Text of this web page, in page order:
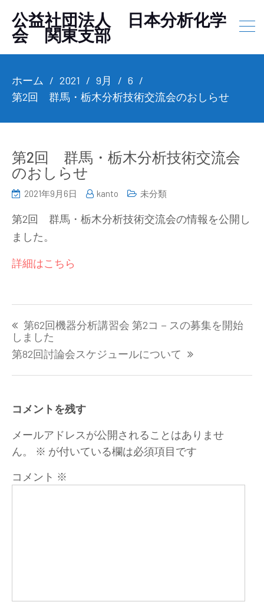
公益社団法人 日本分析化学
会 関東支部
ホーム 2021 9月
6
第2回 群馬・栃木分析技術交流会のおしらせ
第2回 群馬・栃木分析技術交流会
のおしらせ
2021年9月6日 kanto 未分類
第2回 群馬・栃木分析技術交流会の情報を公開し
ました。
詳細はこちら
稿
ナ
ビ
ゲ
シ
ン
第62回機器分析講習会 第2コ－スの募集を開始
しました
第82回討論会スケジュールについて
コメントを残す
メールアドレスが公開されることはありませ
ん。
※ が付いている欄は必須項目です
コメント ※